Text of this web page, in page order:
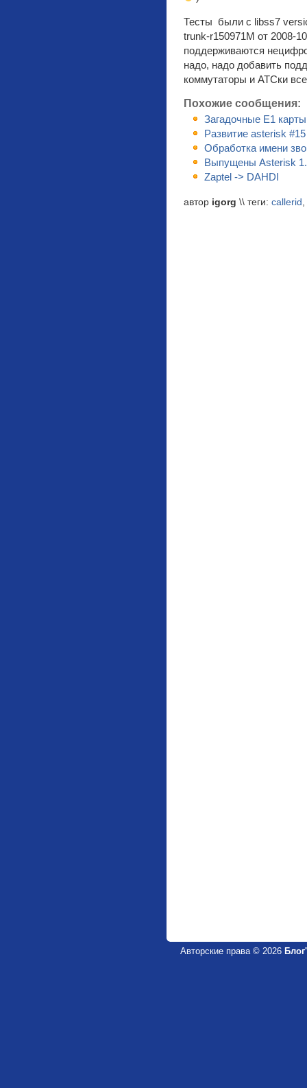
Тесты были с libss7
trunk-r150971M от 2008-
поддерживаются
надо, надо добавить
коммутаторы и АТСки
Похожие сообщения:
Загадочные E1 карты
Развитие asterisk
Обработка имени
Выпущены Asterisk
Zaptel -> DAHDI
автор igorg \\ теги: callerid ,
Авторские права © 2026